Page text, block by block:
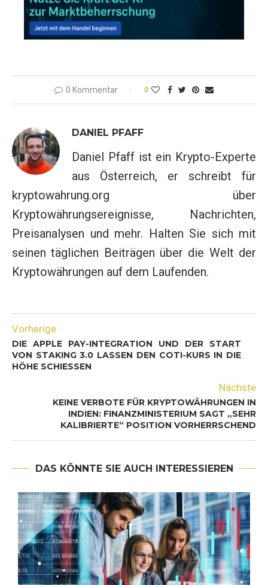
0 Kommentar 0
DANIEL PFAFF
Daniel Pfaff ist ein Krypto-Experte
aus Österreich, er schreibt für
kryptowahrung.org über
Kryptowährungsereignisse, Nachrichten,
Preisanalysen und mehr. Halten Sie sich mit
seinen täglichen Beiträgen über die Welt der
Kryptowährungen auf dem Laufenden.
Vorherige
DIE APPLE PAY-INTEGRATION UND DER START
VON STAKING 3.0 LASSEN DEN COTI-KURS IN DIE
HÖHE SCHIESSEN
Nächste
KEINE VERBOTE FÜR KRYPTOWÄHRUNGEN IN
INDIEN: FINANZMINISTERIUM SAGT „SEHR
KALIBRIERTE“ POSITION VORHERRSCHEND
DAS KÖNNTE SIE AUCH INTERESSIEREN